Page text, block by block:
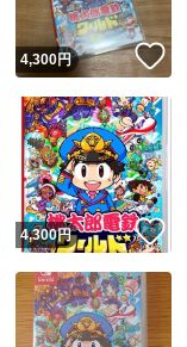
いいね！
4,300円
いいね！
4,300円